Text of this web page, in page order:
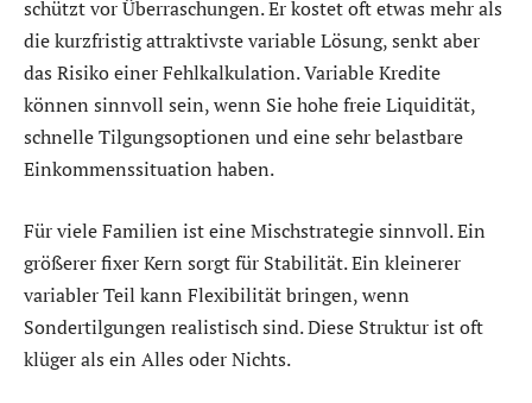
schützt vor Überraschungen. Er kostet oft etwas mehr als
die kurzfristig attraktivste variable Lösung, senkt aber
das Risiko einer Fehlkalkulation. Variable Kredite
können sinnvoll sein, wenn Sie hohe freie Liquidität,
schnelle Tilgungsoptionen und eine sehr belastbare
Einkommenssituation haben.
Für viele Familien ist eine Mischstrategie sinnvoll. Ein
größerer fixer Kern sorgt für Stabilität. Ein kleinerer
variabler Teil kann Flexibilität bringen, wenn
Sondertilgungen realistisch sind. Diese Struktur ist oft
klüger als ein Alles oder Nichts.